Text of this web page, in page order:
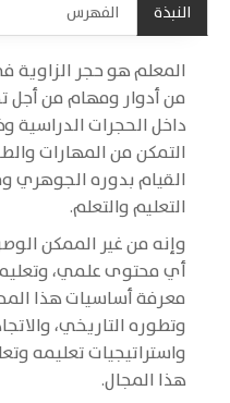
النبذة الفهرس
المعلم هو حجر الزاوية
من أدوار ومهام من أجل
داخل الحجرات الدراسية
التمكن من المهارات
القيام بدوره الجوهري
التعليم والتعلم.
وإنه من غير الممكن
أي محتوى علمي،
معرفة أساسيات هذا
وتطوره التاريخي،
واستراتيجيات تعليمه
هذا المجال.